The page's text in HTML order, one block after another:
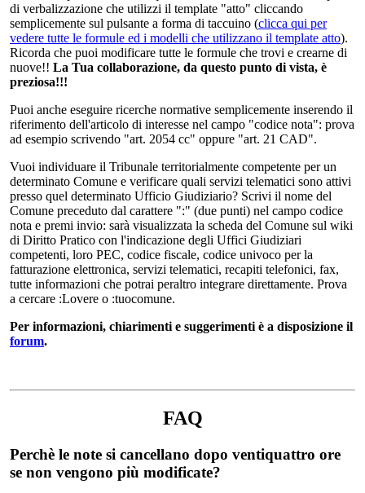
di verbalizzazione che utilizzi il template "atto" cliccando
semplicemente sul pulsante a forma di taccuino (clicca qui per
vedere tutte le formule ed i modelli che utilizzano il template atto).
Ricorda che puoi modificare tutte le formule che trovi e crearne di
nuove!! La Tua collaborazione, da questo punto di vista, è
preziosa!!!
Puoi anche eseguire ricerche normative semplicemente inserendo il
riferimento dell'articolo di interesse nel campo "codice nota": prova
ad esempio scrivendo "art. 2054 cc" oppure "art. 21 CAD".
Vuoi individuare il Tribunale territorialmente competente per un
determinato Comune e verificare quali servizi telematici sono attivi
presso quel determinato Ufficio Giudiziario? Scrivi il nome del
Comune preceduto dal carattere ":" (due punti) nel campo codice
nota e premi invio: sarà visualizzata la scheda del Comune sul wiki
di Diritto Pratico con l'indicazione degli Uffici Giudiziari
competenti, loro PEC, codice fiscale, codice univoco per la
fatturazione elettronica, servizi telematici, recapiti telefonici, fax,
tutte informazioni che potrai peraltro integrare direttamente. Prova
a cercare :Lovere o :tuocomune.
Per informazioni, chiarimenti e suggerimenti è a disposizione il
forum.
FAQ
Perchè le note si cancellano dopo ventiquattro ore
se non vengono più modificate?